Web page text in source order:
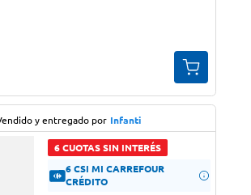
y entregado por Infanti
6 CUOTAS SIN INTERÉS
6 CSI MI CARREFOUR
CRÉDITO